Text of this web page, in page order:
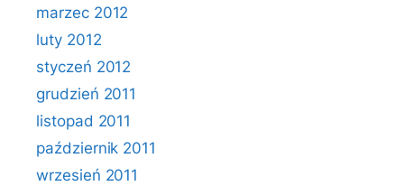
marzec 2012
luty 2012
styczeń 2012
grudzień 2011
listopad 2011
październik 2011
wrzesień 2011